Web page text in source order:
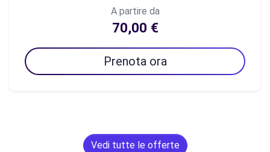
A partire da
70,00 €
Prenota ora
Vedi tutte le offerte